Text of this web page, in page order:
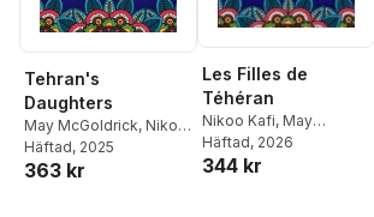
Tehran's
Daughters
May McGoldrick, Nikoo
Kafi,Jan Coffey
Häftad, 2025
363 kr
Les Filles de
Téhéran
Nikoo Kafi, May
McGoldrick,Jan Coffey
Häftad, 2026
344 kr